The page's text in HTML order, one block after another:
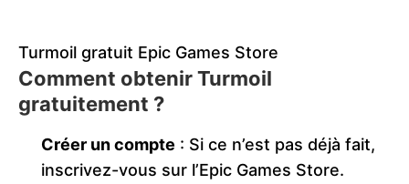
Turmoil gratuit Epic Games Store
Comment obtenir Turmoil
gratuitement ?
Créer un compte : Si ce n’est pas déjà fait,
inscrivez-vous sur l’Epic Games Store.